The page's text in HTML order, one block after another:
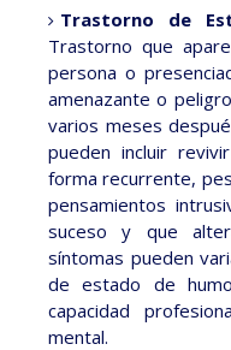
Trastorno de
Trastorno que
persona o
amenazante o
varios meses
pueden incluir
forma recurrente,
pensamientos
suceso y que
síntomas pueden
de estado de
capacidad
mental.